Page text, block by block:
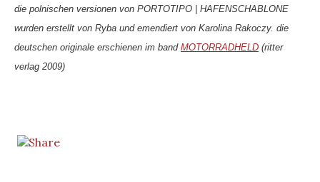
die polnischen versionen von PORTOTIPO | HAFENSCHABLONE
wurden erstellt von Ryba und emendiert von Karolina Rakoczy. die
deutschen originale erschienen im band MOTORRADHELD (ritter
verlag 2009)